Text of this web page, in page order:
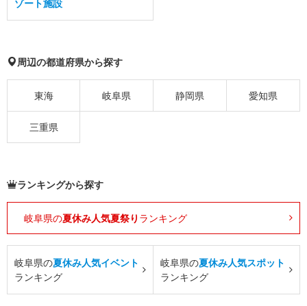
ゾート施設
周辺の都道府県から探す
東海 岐阜県 静岡県 愛知県
三重県
ランキングから探す
岐阜県の夏休み人気夏祭り ランキング
岐阜県の夏休み人気イベント
ランキング
岐阜県の夏休み人気スポット
ランキング